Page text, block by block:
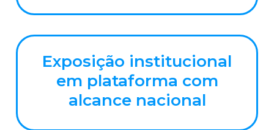
Exposição institucional
em plataforma com
alcance nacional